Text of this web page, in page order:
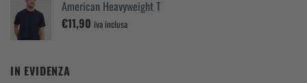
American Heavyweight T
€11,90 iva inclusa
IN EVIDENZA